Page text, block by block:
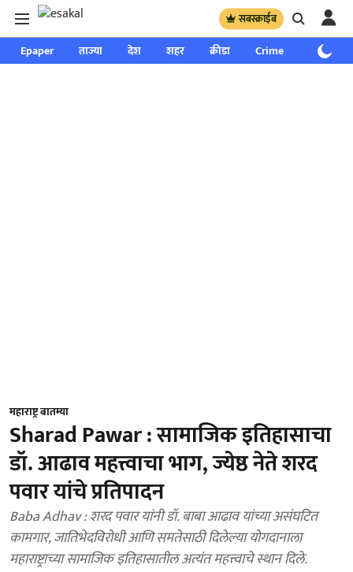
सबस्क्राईब
Epaper ताज्या देश शहर क्रीडा Crime साप्ताहिक
महाराष्ट्र बातम्या
Sharad Pawar : सामाजिक इतिहासाचा
डॉ. आढाव महत्त्वाचा भाग, ज्येष्ठ नेते शरद
पवार यांचे प्रतिपादन
Baba Adhav : शरद पवार यांनी डॉ. बाबा आढाव यांच्या असंघटित
कामगार, जातिभेदविरोधी आणि समतेसाठी दिलेल्या योगदानाला
महाराष्ट्राच्या सामाजिक इतिहासातील अत्यंत महत्त्वाचे स्थान दिले.